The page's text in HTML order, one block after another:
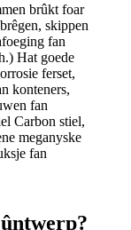
brûkt foar
skippen
fan
Hat goede
ferset,
konteners,
fan
Carbon stiel,
meganyske
fan